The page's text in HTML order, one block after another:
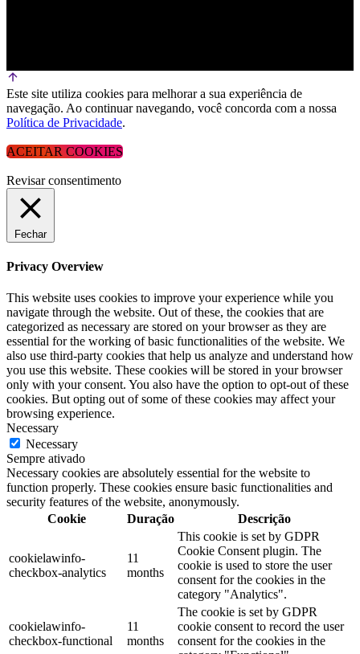
Este site utiliza cookies para melhorar a sua experiência de
navegação. Ao continuar navegando, você concorda com a nossa
Política de Privacidade.
ACEITAR COOKIES
Revisar consentimento
Fechar
Privacy Overview
This website uses cookies to improve your experience while you
navigate through the website. Out of these, the cookies that are
categorized as necessary are stored on your browser as they are
essential for the working of basic functionalities of the website. We
also use third-party cookies that help us analyze and understand how
you use this website. These cookies will be stored in your browser
only with your consent. You also have the option to opt-out of these
cookies. But opting out of some of these cookies may affect your
browsing experience.
Necessary
Necessary
Sempre ativado
Necessary cookies are absolutely essential for the website to
function properly. These cookies ensure basic functionalities and
security features of the website, anonymously.
Cookie
Duração Descrição
cookielawinfo-
checkbox-analytics
11
months
This cookie is set by GDPR
Cookie Consent plugin. The
cookie is used to store the user
consent for the cookies in the
category "Analytics".
cookielawinfo-
checkbox-functional
11
months
The cookie is set by GDPR
cookie consent to record the user
consent for the cookies in the